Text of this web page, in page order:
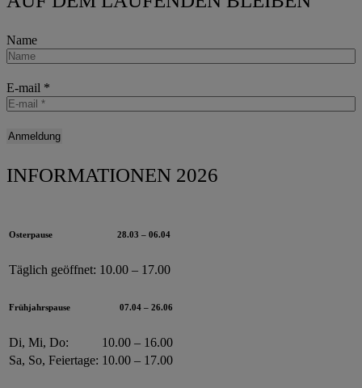
Name
E-mail *
INFORMATIONEN 2026
Osterpause 28.03 – 06.04
Täglich geöffnet: 10.00 – 17.00
Frühjahrspause 07.04 – 26.06
Di, Mi, Do:
10.00 – 16.00
Sa, So, Feiertage: 10.00 – 17.00